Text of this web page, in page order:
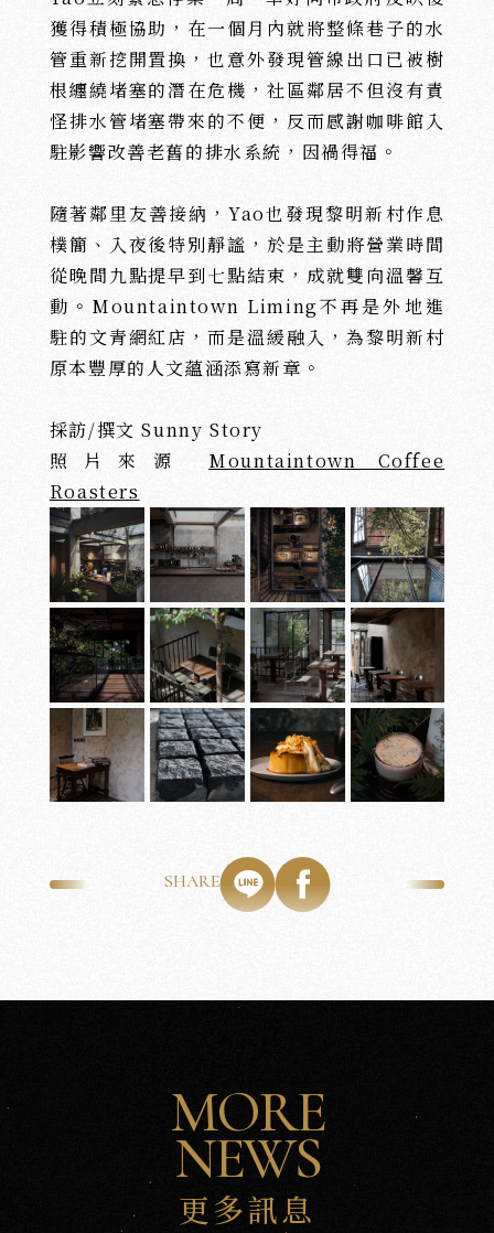
獲得積極協助，在一個月內就將整條巷子的水
管重新挖開置換，也意外發現管線出口已被樹
根纏繞堵塞的潛在危機，社區鄰居不但沒有責
怪排水管堵塞帶來的不便，反而感謝咖啡館入
駐影響改善老舊的排水系統，因禍得福。
隨著鄰里友善接納，Yao也發現黎明新村作息
樸簡、入夜後特別靜謐，於是主動將營業時間
從晚間九點提早到七點結束，成就雙向溫馨互
動。Mountaintown Liming不再是外地進
駐的文青網紅店，而是溫緩融入，為黎明新村
原本豐厚的人文蘊涵添寫新章。
採訪/撰文 Sunny Story
照片來源 Mountaintown Coffee
Roasters
SHARE
MORE
NEWS
更多訊息